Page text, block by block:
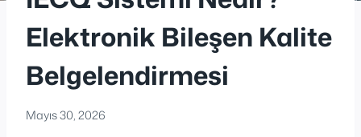
Elektronik Bileşen Kalite
Belgelendirmesi
Mayıs 30, 2026